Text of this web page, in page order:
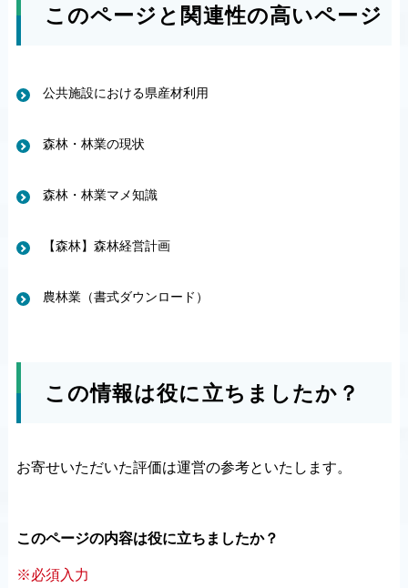
このページと関連性の高いページ
公共施設における県産材利用
森林・林業の現状
森林・林業マメ知識
【森林】森林経営計画
農林業（書式ダウンロード）
この情報は役に立ちましたか？
お寄せいただいた評価は運営の参考といたします。
このページの内容は役に立ちましたか？
※必須入力